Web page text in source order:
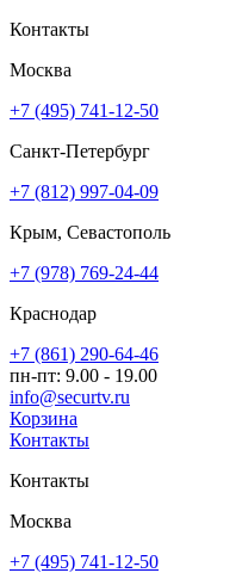
Контакты
Москва
+7 (495) 741-12-50
Санкт-Петербург
+7 (812) 997-04-09
Крым, Севастополь
+7 (978) 769-24-44
Краснодар
+7 (861) 290-64-46
пн-пт: 9.00 - 19.00
info@securtv.ru
Корзина
Контакты
Контакты
Москва
+7 (495) 741-12-50